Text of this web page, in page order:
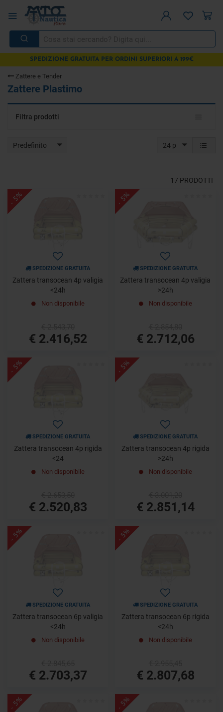
SPEDIZIONE GRATUITA PER ORDINI SUPERIORI A 199€
Zattere e Tender
Zattere Plastimo
Toggle
Filtra prodotti
Predefinito 24 p
17 PRODOTTI
- 5%
SPEDIZIONE GRATUITA
Zattera transocean 4p valigia
<24h
Non disponibile
€ 2.416,52
- 5%
SPEDIZIONE GRATUITA
Zattera transocean 4p valigia
>24h
Non disponibile
€ 2.712,06
- 5%
SPEDIZIONE GRATUITA
Zattera transocean 4p rigida
<24
Non disponibile
€ 2.520,83
- 5%
SPEDIZIONE GRATUITA
Zattera transocean 4p rigida
>24h
Non disponibile
€ 2.851,14
- 5%
SPEDIZIONE GRATUITA
Zattera transocean 6p valigia
<24h
Non disponibile
€ 2.703,37
- 5%
SPEDIZIONE GRATUITA
Zattera transocean 6p rigida
<24h
Non disponibile
€ 2.807,68
- 5% - 5%